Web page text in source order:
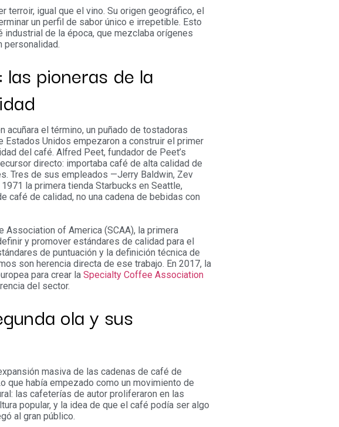
terroir, igual que el vino. Su origen geográfico, el
un perfil de sabor único e irrepetible. Esto
de la época, que mezclaba orígenes
personalidad.
pioneras de la
el término, un puñado de tostadoras
Estados Unidos empezaron a construir el primer
del café. Alfred Peet, fundador de Peet’s
directo: importaba café de alta calidad de
Tres de sus empleados —Jerry Baldwin, Zev
la primera tienda Starbucks en Seattle,
café de calidad, no una cadena de bebidas con
of America (SCAA), la primera
y promover estándares de calidad para el
de puntuación y la definición técnica de
son herencia directa de ese trabajo. En 2017, la
para crear laSpecialty Coffee Association
del sector.
ola y sus
masiva de las cadenas de café de
que había empezado como un movimiento de
las cafeterías de autor proliferaron en las
popular, y la idea de que el café podía ser algo
al gran público.